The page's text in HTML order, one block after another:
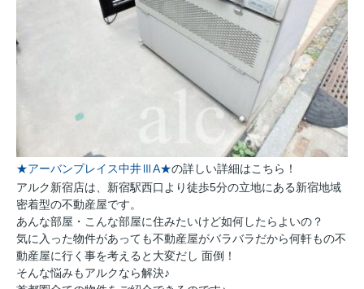
★アーバンプレイス中井ⅢA★の詳しい詳細はこちら！
アルク新宿店は、新宿駅西口より徒歩5分の立地にある新宿地域
密着型の不動産屋です。
あんな部屋・こんな部屋に住みたいけど如何したらよいの？
気に入った物件があっても不動産屋がバラバラだから何軒もの不
動産屋に行く事を考えると大変だし 面倒！
そんな悩みもアルクなら解決♪